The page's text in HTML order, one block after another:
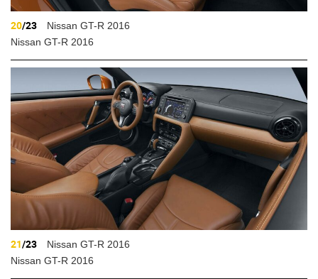
20/23
Nissan GT-R 2016
Nissan GT-R 2016
21/23
Nissan GT-R 2016
Nissan GT-R 2016